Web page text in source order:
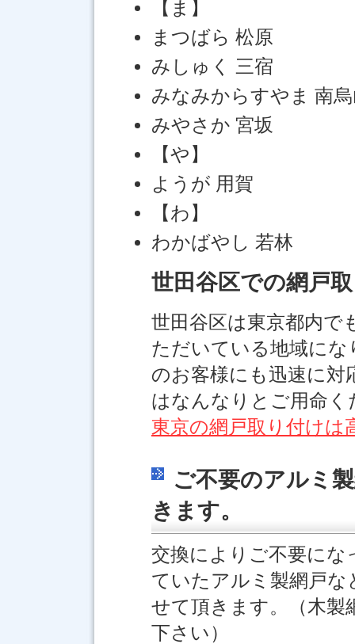
【ま】
まつばら 松原
みしゅく 三宿
みなみからすやま 南
みやさか 宮坂
【や】
ようが 用賀
【わ】
わかばやし 若林
世田谷区での網戸
世田谷区は東京都内で
ただいている地域にな
のお客様にも迅速に
はなんなりとご用命く
東京の網戸取り付けは
ご不要のアルミ
きます。
交換によりご不要にな
ていたアルミ製網戸
せて頂きます。（木製
下さい）